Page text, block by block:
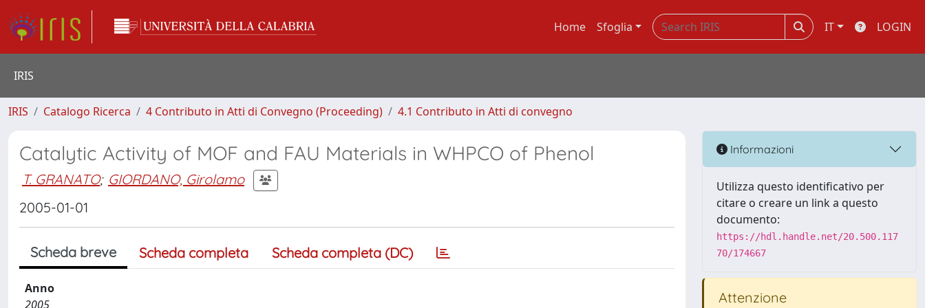
Home Sfoglia IT LOGIN
IRIS
IRIS Catalogo Ricerca 4 Contributo in Atti di Convegno (Proceeding) 4.1 Contributo in Atti di convegno
Catalytic Activity of MOF and FAU Materials in WHPCO of Phenol
T. GRANATO; GIORDANO, Girolamo
2005-01-01
Scheda breve Scheda completa Scheda completa (DC)
Anno
2005
Informazioni
Utilizza questo identificativo per
citare o creare un link a questo
documento:
https://hdl.handle.net/20.500.117
70/174667
Attenzione